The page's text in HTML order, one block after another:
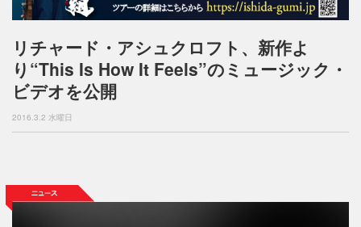
a
v
n
リチャード・アシュクロフト、新作よ
り“This Is How It Feels”のミュージック・
ビデオを公開
2016.3.2 水曜日